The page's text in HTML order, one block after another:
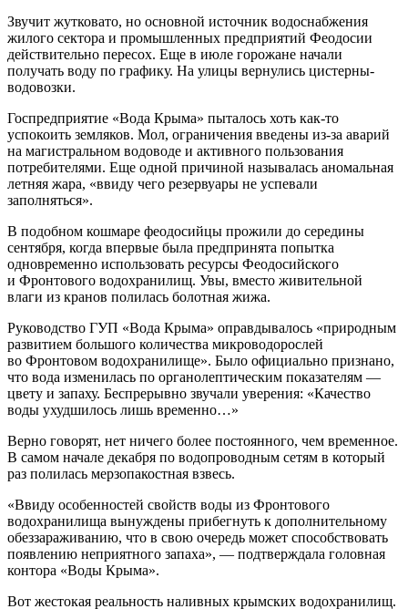
Звучит жутковато, но основной источник водоснабжения
жилого сектора и промышленных предприятий Феодосии
действительно пересох. Еще в июле горожане начали
получать воду по графику. На улицы вернулись цистерны-
водовозки.
Госпредприятие «Вода Крыма» пыталось хоть как-то
успокоить земляков. Мол, ограничения введены из-за аварий
на магистральном водоводе и активного пользования
потребителями. Еще одной причиной называлась аномальная
летняя жара, «ввиду чего резервуары не успевали
заполняться».
В подобном кошмаре феодосийцы прожили до середины
сентября, когда впервые была предпринята попытка
одновременно использовать ресурсы Феодосийского
и Фронтового водохранилищ. Увы, вместо живительной
влаги из кранов полилась болотная жижа.
Руководство ГУП «Вода Крыма» оправдывалось «природным
развитием большого количества микроводорослей
во Фронтовом водохранилище». Было официально признано,
что вода изменилась по органолептическим показателям —
цвету и запаху. Беспрерывно звучали уверения: «Качество
воды ухудшилось лишь временно…»
Верно говорят, нет ничего более постоянного, чем временное.
В самом начале декабря по водопроводным сетям в который
раз полилась мерзопакостная взвесь.
«Ввиду особенностей свойств воды из Фронтового
водохранилища вынуждены прибегнуть к дополнительному
обеззараживанию, что в свою очередь может способствовать
появлению неприятного запаха», — подтверждала головная
контора «Воды Крыма».
Вот жестокая реальность наливных крымских водохранилищ.